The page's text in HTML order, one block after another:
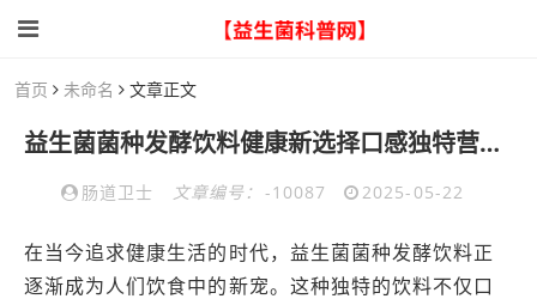
首页 未命名 文章正文
益生菌菌种发酵饮料健康新选择口感独特营养丰富
肠道卫士 文章编号： -10087 2025-05-22
在当今追求健康生活的时代，益生菌菌种发酵饮料正
逐渐成为人们饮食中的新宠。这种独特的饮料不仅口